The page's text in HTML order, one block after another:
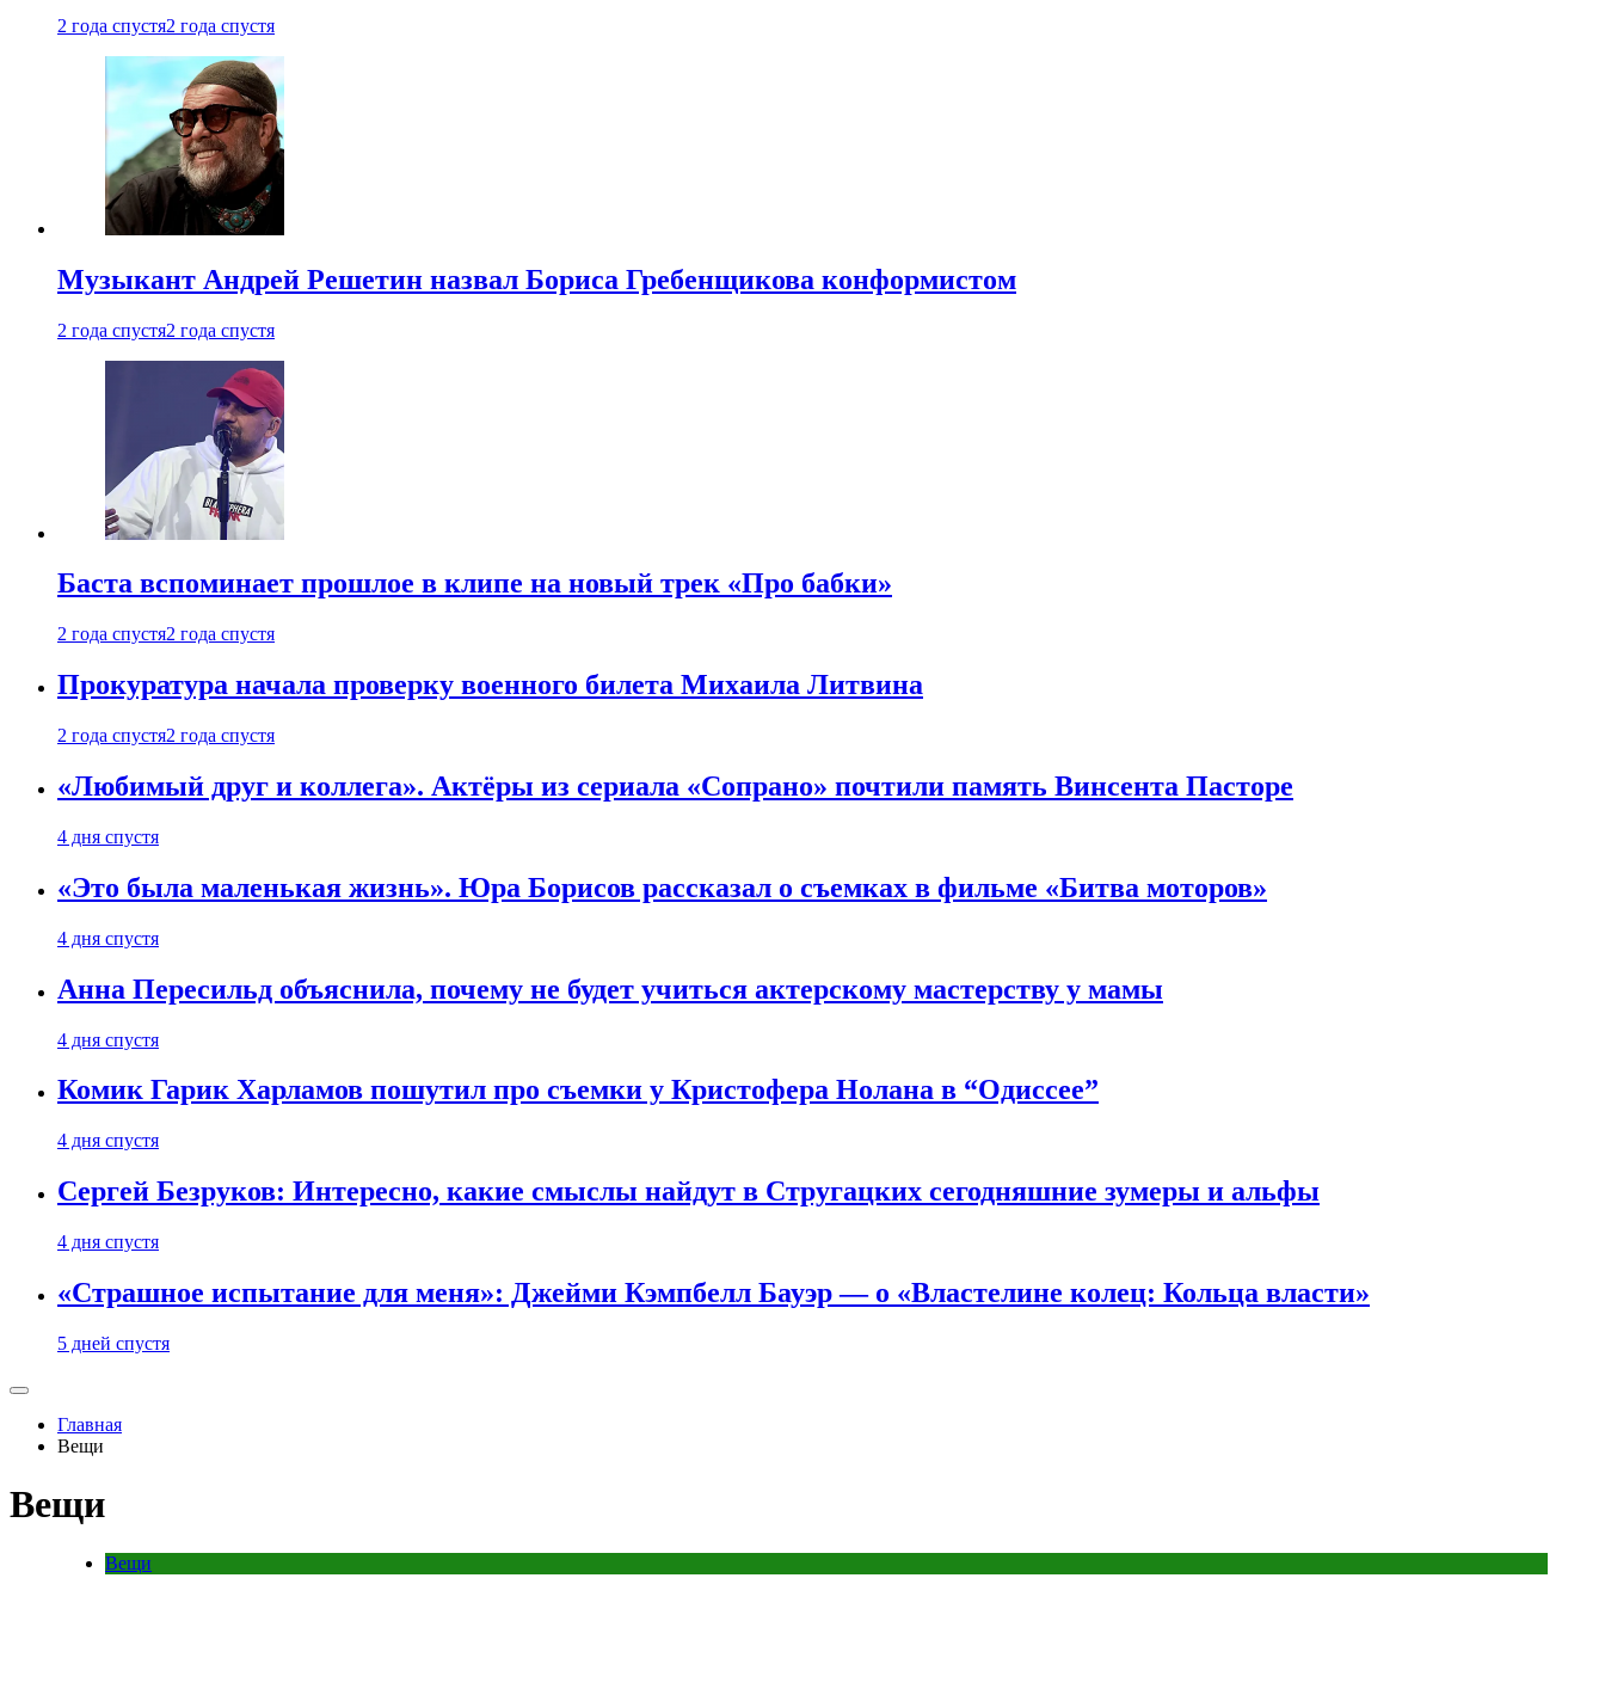
2 года спустя2 года спустя
Музыкант Андрей Решетин назвал Бориса Гребенщикова конформистом
2 года спустя2 года спустя
Баста вспоминает прошлое в клипе на новый трек «Про бабки»
2 года спустя2 года спустя
Прокуратура начала проверку военного билета Михаила Литвина
2 года спустя2 года спустя
«Любимый друг и коллега». Актёры из сериала «Сопрано» почтили память Винсента Пасторе
4 дня спустя
«Это была маленькая жизнь». Юра Борисов рассказал о съемках в фильме «Битва моторов»
4 дня спустя
Анна Пересильд объяснила, почему не будет учиться актерскому мастерству у мамы
4 дня спустя
Комик Гарик Харламов пошутил про съемки у Кристофера Нолана в “Одиссее”
4 дня спустя
Сергей Безруков: Интересно, какие смыслы найдут в Стругацких сегодняшние зумеры и альфы
4 дня спустя
«Страшное испытание для меня»: Джейми Кэмпбелл Бауэр — о «Властелине колец: Кольца власти»
5 дней спустя
Главная
Вещи
Вещи
Вещи